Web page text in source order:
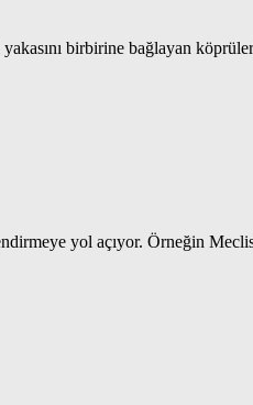
birbirine bağlayan
yol açıyor. Örneğin